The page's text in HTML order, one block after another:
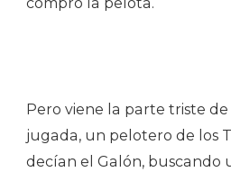
Pero viene la parte triste
jugada, un pelotero de los
decían el Galón, buscando